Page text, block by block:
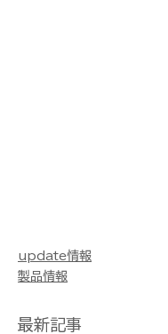
update情報
製品情報
最新記事